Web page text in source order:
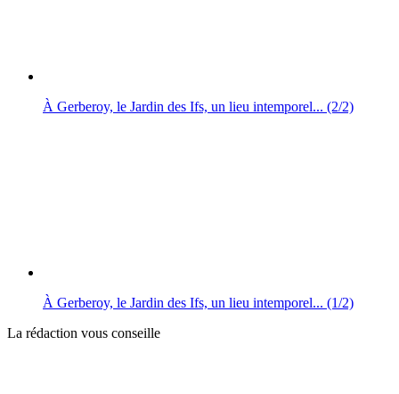
À Gerberoy, le Jardin des Ifs, un lieu intemporel... (2/2)
À Gerberoy, le Jardin des Ifs, un lieu intemporel... (1/2)
La rédaction vous conseille